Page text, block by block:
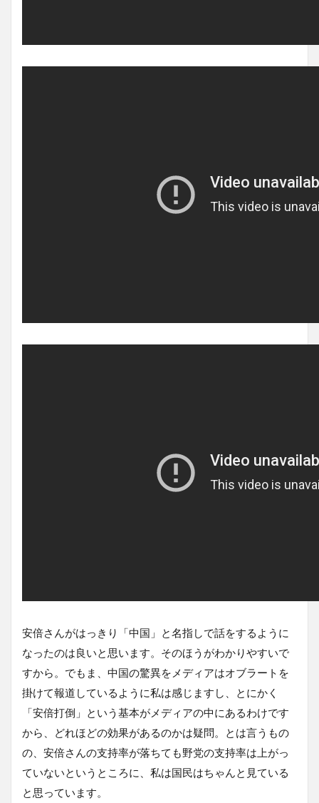
安倍さんがはっきり「中国」と名指しで話をするように
なったのは良いと思います。そのほうがわかりやすいで
すから。でもま、中国の驚異をメディアはオブラートを
掛けて報道しているように私は感じますし、とにかく
「安倍打倒」という基本がメディアの中にあるわけです
から、どれほどの効果があるのかは疑問。とは言うもの
の、安倍さんの支持率が落ちても野党の支持率は上がっ
ていないというところに、私は国民はちゃんと見ている
と思っています。